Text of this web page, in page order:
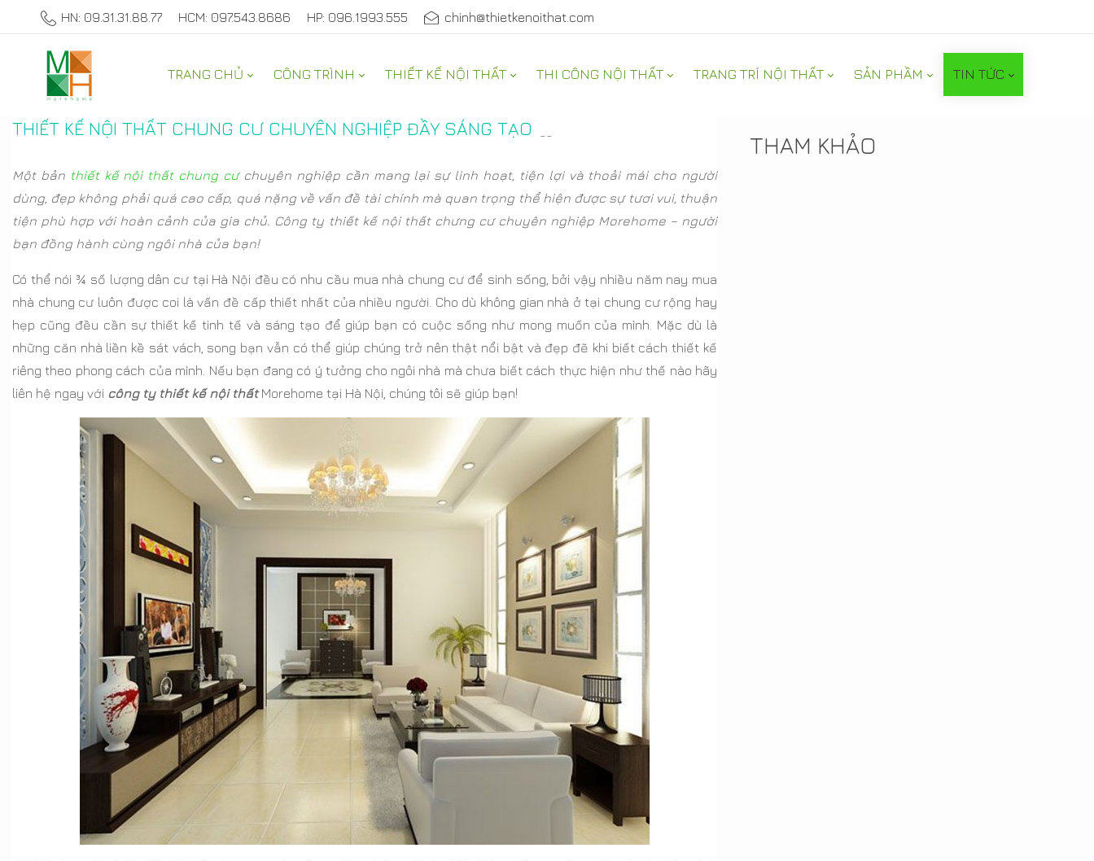
HN: 09.31.31.88.77 HCM: 097.543.8686 HP: 096.1993.555 chinh@thietkenoithat.com
TRANG CHỦ CÔNG TRÌNH THIẾT KẾ NỘI THẤT THI CÔNG NỘI THẤT TRANG TRÍ NỘI THẤT SẢN PHẦM TIN TỨC
TƯ VẤN NỘI THẤT NHÀ ĐẸP
THIẾT KẾ NỘI THẤT CHUNG CƯ CHUYÊN NGHIỆP ĐẦY SÁNG TẠO --
Một bản thiết kế nội thất chung cưchuyên nghiệp cần mang lại sự linh hoạt, tiện lợi và thoải mái cho người
dùng, đẹp không phải quá cao cấp, quá nặng về vấn đề tài chính mà quan trọng thể hiện được sự tươi vui, thuận
tiện phù hợp với hoàn cảnh của gia chủ. Công ty thiết kế nội thất chưng cư chuyên nghiệp Morehome – người
bạn đồng hành cùng ngôi nhà của bạn!
Có thể nói ¾ số lượng dân cư tại Hà Nội đều có nhu cầu mua nhà chung cư để sinh sống, bởi vậy nhiều năm nay mua
nhà chung cư luôn được coi là vấn đề cấp thiết nhất của nhiều người. Cho dù không gian nhà ở tại chung cư rộng hay
hẹp cũng đều cần sự thiết kế tinh tế và sáng tạo để giúp bạn có cuộc sống như mong muốn của mình. Mặc dù là
những căn nhà liền kề sát vách, song bạn vẫn có thể giúp chúng trở nên thật nổi bật và đẹp đẽ khi biết cách thiết kế
riêng theo phong cách của mình. Nếu bạn đang có ý tưởng cho ngôi nhà mà chưa biết cách thực hiện như thế nào hãy
liên hệ ngay với công ty thiết kế nội thấtMorehome tại Hà Nội, chúng tôi sẽ giúp bạn!
TIN NỔI BẬT
THAM KHẢO